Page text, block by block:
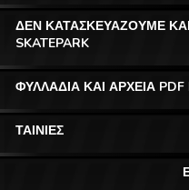
ΔΕΝ ΚΑΤΑΣΚΕΥΑΖΟΥΜΕ
SKATEPARK
ΦΥΛΛΑΔΙΑ ΚΑΙ ΑΡΧΕΙΑ
ΤΑΙΝΙΕΣ